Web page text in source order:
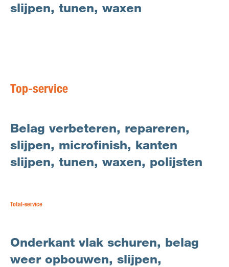
slijpen, tunen, waxen
Top-service
Belag verbeteren, repareren,
slijpen, microfinish, kanten
slijpen, tunen, waxen, polijsten
Total-service
Onderkant vlak schuren, belag
weer opbouwen, slijpen,